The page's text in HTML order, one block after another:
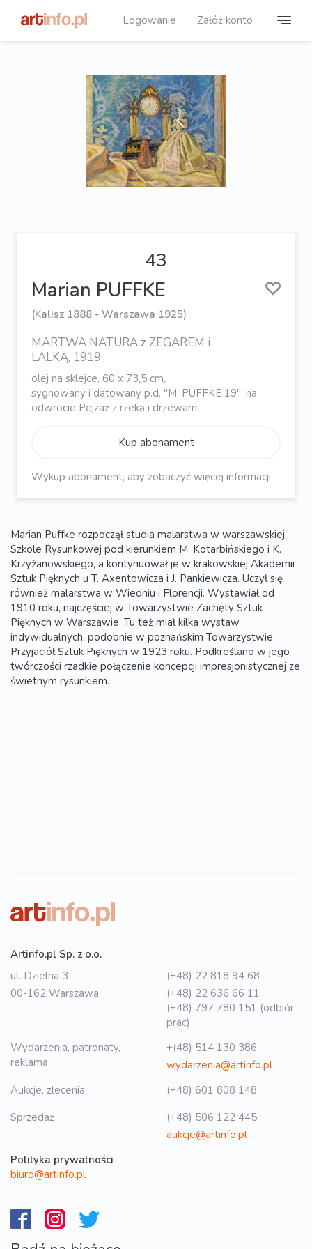
Logowanie Załóż konto
43
Marian PUFFKE
(Kalisz 1888 - Warszawa 1925)
MARTWA NATURA z ZEGAREM i
LALKĄ, 1919
olej na sklejce, 60 x 73,5 cm,
sygnowany i datowany p.d. "M. PUFFKE 19"; na
odwrocie Pejzaż z rzeką i drzewami
Kup abonament
Wykup abonament, aby zobaczyć więcej informacji
Marian Puffke rozpoczął studia malarstwa w warszawskiej
Szkole Rysunkowej pod kierunkiem M. Kotarbińskiego i K.
Krzyżanowskiego, a kontynuował je w krakowskiej Akademii
Sztuk Pięknych u T. Axentowicza i J. Pankiewicza. Uczył się
również malarstwa w Wiedniu i Florencji. Wystawiał od
1910 roku, najczęściej w Towarzystwie Zachęty Sztuk
Pięknych w Warszawie. Tu też miał kilka wystaw
indywidualnych, podobnie w poznańskim Towarzystwie
Przyjaciół Sztuk Pięknych w 1923 roku. Podkreślano w jego
twórczości rzadkie połączenie koncepcji impresjonistycznej ze
świetnym rysunkiem.
Artinfo.pl Sp. z o.o.
ul. Dzielna 3
00-162 Warszawa
(+48) 22 818 94 68
(+48) 22 636 66 11
(+48) 797 780 151 (odbiór
prac)
Wydarzenia, patronaty,
reklama
+(48) 514 130 386
wydarzenia@artinfo.pl
Aukcje, zlecenia
(+48) 601 808 148
Sprzedaż
(+48) 506 122 445
aukcje@artinfo.pl
Polityka prywatności
biuro@artinfo.pl